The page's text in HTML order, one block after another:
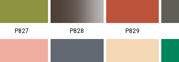
P827 P828 P829